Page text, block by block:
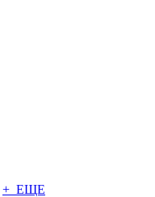
+ ЕЩЕ